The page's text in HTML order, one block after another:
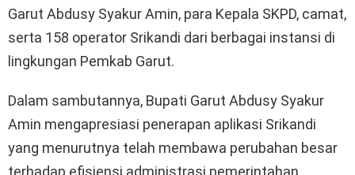
Garut Abdusy Syakur Amin, para Kepala SKPD, camat,
serta 158 operator Srikandi dari berbagai instansi di
lingkungan Pemkab Garut.
Dalam sambutannya, Bupati Garut Abdusy Syakur
Amin mengapresiasi penerapan aplikasi Srikandi
yang menurutnya telah membawa perubahan besar